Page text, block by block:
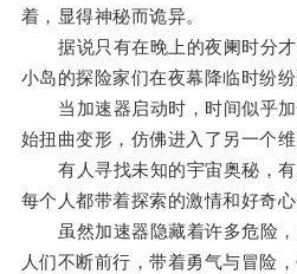
着，显得神秘而诡异。
据说只有在晚上的夜阑时分才
小岛的探险家们在夜幕降临时纷纷
当加速器启动时，时间似乎加
始扭曲变形，仿佛进入了另一个维
有人寻找未知的宇宙奥秘，有
每个人都带着探索的激情和好奇心
虽然加速器隐藏着许多危险，
人们不断前行，带着勇气与冒险